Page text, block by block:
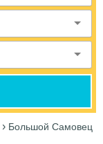
› Большой Самовец